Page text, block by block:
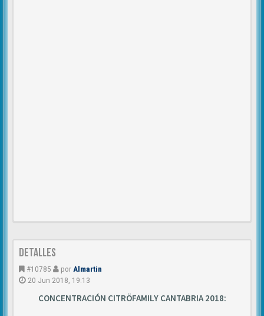
DETALLES
#10785 por Almartin
20 Jun 2018, 19:13
CONCENTRACIÓN CITRÖFAMILY CANTABRIA 2018: